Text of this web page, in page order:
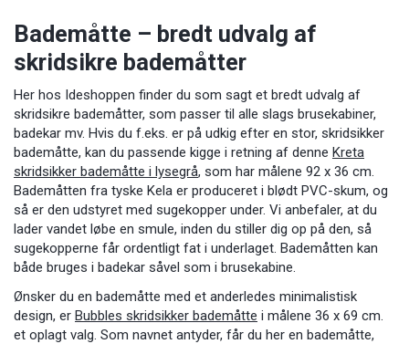
Bademåtte – bredt udvalg af
skridsikre bademåtter
Her hos Ideshoppen finder du som sagt et bredt udvalg af
skridsikre bademåtter, som passer til alle slags brusekabiner,
badekar mv. Hvis du f.eks. er på udkig efter en stor, skridsikker
bademåtte, kan du passende kigge i retning af denne Kreta
skridsikker bademåtte i lysegrå, som har målene 92 x 36 cm.
Bademåtten fra tyske Kela er produceret i blødt PVC-skum, og
så er den udstyret med sugekopper under. Vi anbefaler, at du
lader vandet løbe en smule, inden du stiller dig op på den, så
sugekopperne får ordentligt fat i underlaget. Bademåtten kan
både bruges i badekar såvel som i brusekabine.
Ønsker du en bademåtte med et anderledes minimalistisk
design, er Bubbles skridsikker bademåtte i målene 36 x 69 cm.
et oplagt valg. Som navnet antyder, får du her en bademåtte,